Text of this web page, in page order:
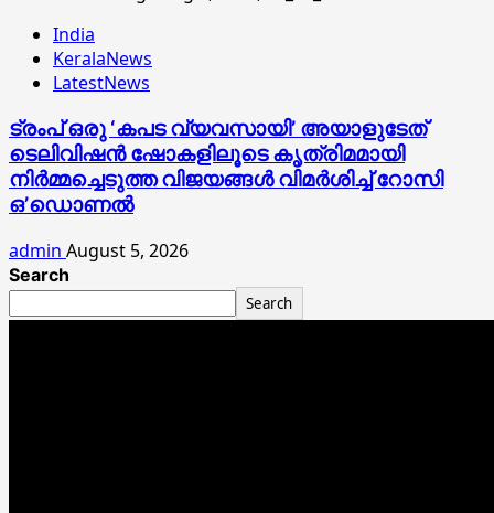
India
KeralaNews
LatestNews
ട്രംപ് ഒരു ‘കപട വ്യവസായി’ അയാളുടേത്
ടെലിവിഷന്‍ ഷോകളിലൂടെ കൃത്രിമമായി
നിര്‍മ്മച്ചെടുത്ത വിജയങ്ങള്‍ വിമര്‍ശിച്ച് റോസി
ഒ’ഡൊണല്‍
admin August 5, 2026
Search
Search